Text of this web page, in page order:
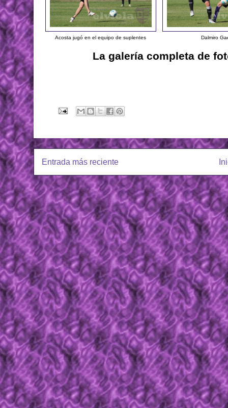
Acosta jugó en el equipo de suplentes Dalmiro
La galería completa de
Entrada más reciente